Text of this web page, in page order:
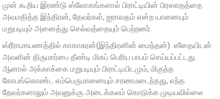
முன் கூறிய இரண்டு ஸ்லோகங்களால் பிராட்டியின் பிரஸாதத்தை
அவமதித்த இந்திரன், தேவர்கள், ஐராவதம் என்ற யானையும்
மறுபடியும் அனைத்து செல்வத்தையும் பெற்றனர்.
ஸ்ரீராமாயணத்தில் காகாசுரன்(இந்திரனின் மைந்தன்) ஸீதையிடன்
அவளின் திருமார்பை தீண்டி மிகப் பெரிய பாபம் செய்யப்பட்டது.
ஆனால் அக்காக்கை மறுபடியும் பிராட்டியிடமும், மிகுந்த
கோபங்கொண்ட எம்பெருமானையும் சரணமடைந்தது, எந்த
தேவர்களாலும் அவனுக்கு அடைக்கலம் கொடுக்க முடியவில்லை